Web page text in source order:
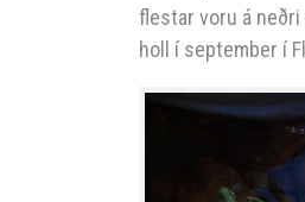
flestar voru á
holl í september í